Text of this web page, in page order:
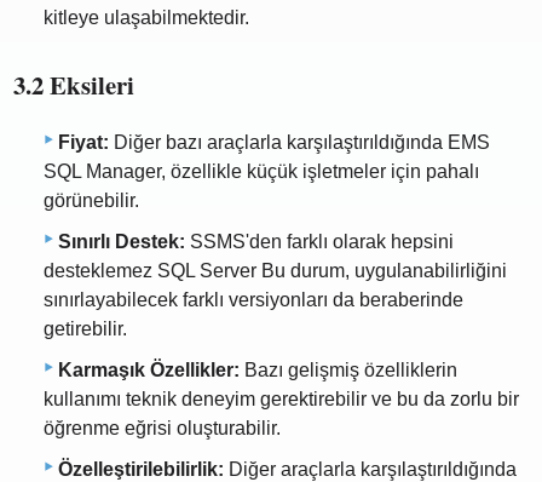
kitleye ulaşabilmektedir.
3.2 Eksileri
Fiyat: Diğer bazı araçlarla karşılaştırıldığında EMS
SQL Manager, özellikle küçük işletmeler için pahalı
görünebilir.
Sınırlı Destek: SSMS'den farklı olarak hepsini
desteklemez SQL Server Bu durum, uygulanabilirliğini
sınırlayabilecek farklı versiyonları da beraberinde
getirebilir.
Karmaşık Özellikler: Bazı gelişmiş özelliklerin
kullanımı teknik deneyim gerektirebilir ve bu da zorlu bir
öğrenme eğrisi oluşturabilir.
Özelleştirilebilirlik: Diğer araçlarla karşılaştırıldığında